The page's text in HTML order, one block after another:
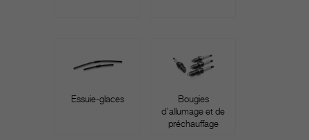
Essuie-glaces
Bougies
d’allumage et de
préchauffage